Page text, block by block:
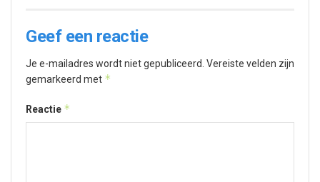
Geef een reactie
Je e-mailadres wordt niet gepubliceerd. Vereiste velden zijn
gemarkeerd met *
Reactie *